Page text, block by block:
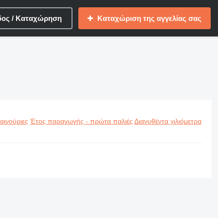
/ Καταχώρηση Καταχώριση της αγγελίας σας
Έτος παραγωγής - πρώτα παλιές Διανυθέντα χιλιόμετρα